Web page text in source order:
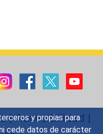
y propias para
cede datos de carácter
|Accesibilidad |